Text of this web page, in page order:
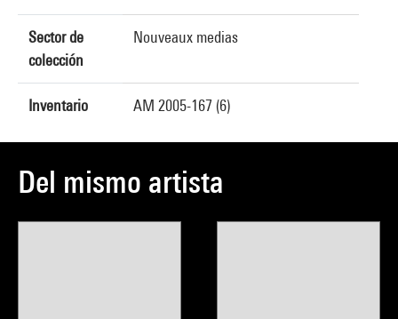
Sector de
colección
Nouveaux medias
Inventario AM 2005-167 (6)
Del mismo artista